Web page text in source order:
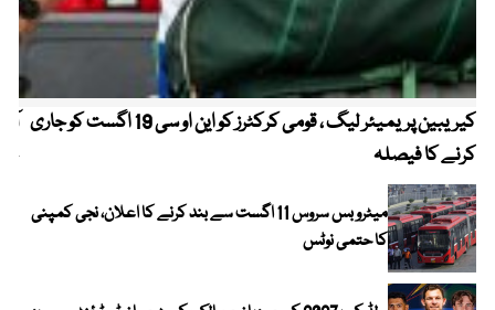
کیریبین پریمیئر لیگ ، قومی کرکٹرز کو این او سی 19 اگست کو جاری
کرنے کا فیصلہ
میٹرو بس سروس 11 اگست سے بند کرنے کا اعلان، نجی کمپنی
کا حتمی نوٹس